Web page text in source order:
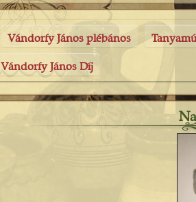
Vándorfy János plébános
Vándorfy János Díj